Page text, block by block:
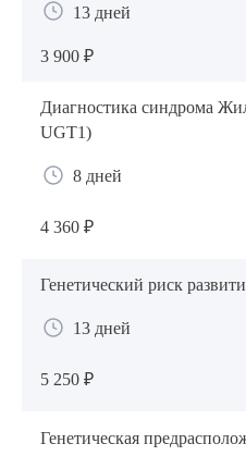
13 дней
3 900 ₽
Диагностика синдрома
UGT1)
8 дней
4 360 ₽
Генетический риск
13 дней
5 250 ₽
Генетическая